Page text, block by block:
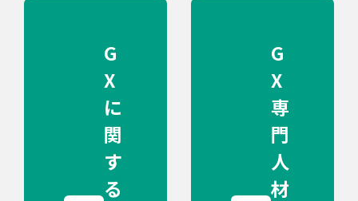
G
X
に
関
す
る
G
X
専
門
人
材